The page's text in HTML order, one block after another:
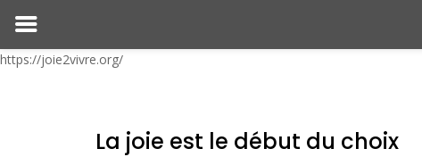
https://joie2vivre.org/
La joie est le début du choix